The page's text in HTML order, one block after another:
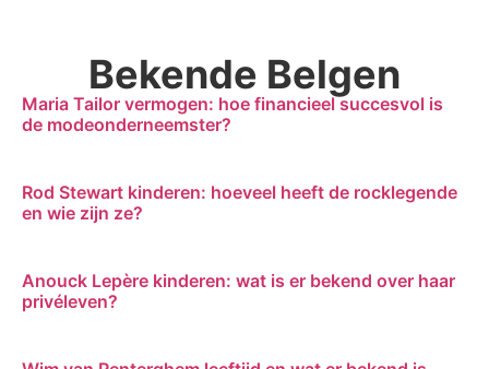
Bekende Belgen
Maria Tailor vermogen: hoe financieel succesvol is
de modeonderneemster?
Rod Stewart kinderen: hoeveel heeft de rocklegende
en wie zijn ze?
Anouck Lepère kinderen: wat is er bekend over haar
privéleven?